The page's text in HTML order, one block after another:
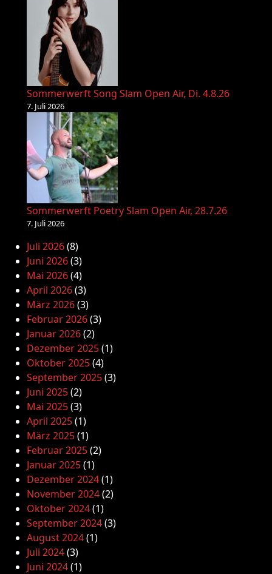
Sommerwerft Song Slam Open Air, Di. 4.8.26
7. Juli 2026
Sommerwerft Poetry Slam Open Air, 28.7.26
7. Juli 2026
Juli 2026(8)
Juni 2026(3)
Mai 2026(4)
April 2026(3)
März 2026(3)
Februar 2026(3)
Januar 2026(2)
Dezember 2025(1)
Oktober 2025(4)
September 2025(3)
Juni 2025(2)
Mai 2025(3)
April 2025(1)
März 2025(1)
Februar 2025(2)
Januar 2025(1)
Dezember 2024(1)
November 2024(2)
Oktober 2024(1)
September 2024(3)
August 2024(1)
Juli 2024(3)
Juni 2024(1)